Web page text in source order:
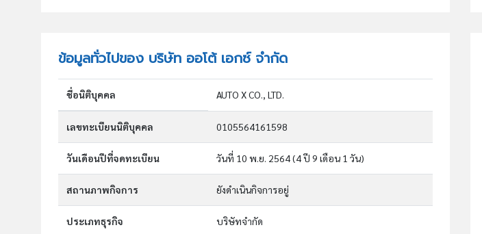
ข้อมูลทั่วไปของ บริษัท ออโต้ เอกซ์ จำกัด
ชื่อนิติบุคคล AUTO X CO., LTD.
เลขทะเบียนนิติบุคคล 0105564161598
วันเดือนปีที่จดทะเบียน วันที่ 10 พ.ย. 2564(4 ปี 9 เดือน 1 วัน)
สถานภาพกิจการ ยังดำเนินกิจการอยู่
ประเภทธุรกิจ บริษัทจำกัด